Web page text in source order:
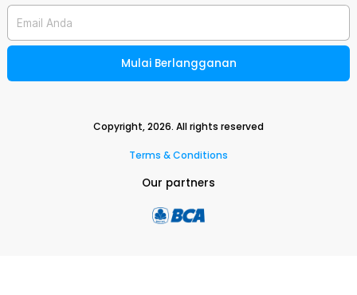
Email Anda
Mulai Berlangganan
Copyright,2026. All rights reserved
Terms & Conditions
Our partners